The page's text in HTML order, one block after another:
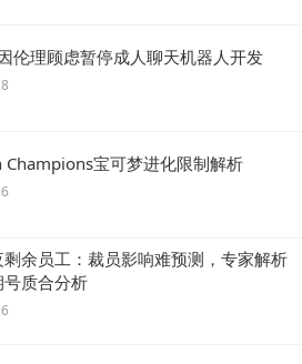
伦理顾虑暂停成人聊天机器人开发
Champions宝可梦进化限制解析
余员工：裁员影响难预测，专家解析
号质合分析